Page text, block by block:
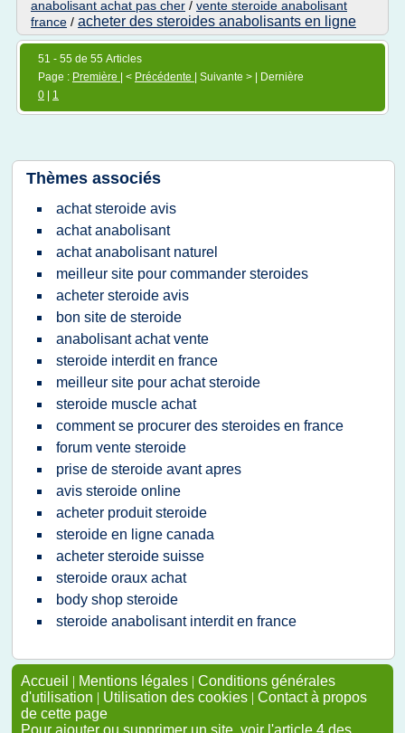
anabolisant achat pas cher / vente steroide anabolisant
france / acheter des steroides anabolisants en ligne
51 - 55 de 55 Articles
Page : Première | < Précédente
| Suivante > | Dernière
0
1
Thèmes associés
achat steroide avis
achat anabolisant
achat anabolisant naturel
meilleur site pour commander steroides
acheter steroide avis
bon site de steroide
anabolisant achat vente
steroide interdit en france
meilleur site pour achat steroide
steroide muscle achat
comment se procurer des steroides en france
forum vente steroide
prise de steroide avant apres
avis steroide online
acheter produit steroide
steroide en ligne canada
acheter steroide suisse
steroide oraux achat
body shop steroide
steroide anabolisant interdit en france
Accueil | Mentions légales | Conditions générales
d'utilisation | Utilisation des cookies | Contact à propos
de cette page
Pour ajouter ou supprimer un site, voir l'article 4 des